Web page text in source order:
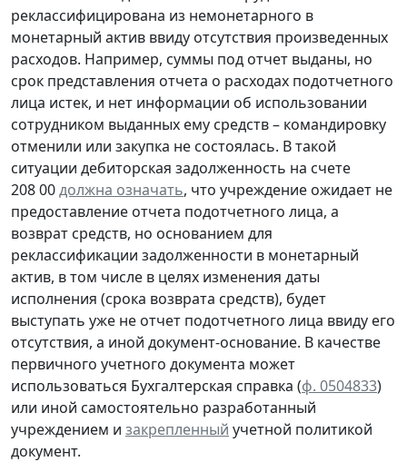
реклассифицирована из немонетарного в
монетарный актив ввиду отсутствия произведенных
расходов. Например, суммы под отчет выданы, но
срок представления отчета о расходах подотчетного
лица истек, и нет информации об использовании
сотрудником выданных ему средств – командировку
отменили или закупка не состоялась. В такой
ситуации дебиторская задолженность на счете
208 00должна означать, что учреждение ожидает не
предоставление отчета подотчетного лица, а
возврат средств, но основанием для
реклассификации задолженности в монетарный
актив, в том числе в целях изменения даты
исполнения (срока возврата средств), будет
выступать уже не отчет подотчетного лица ввиду его
отсутствия, а иной документ-основание. В качестве
первичного учетного документа может
использоваться Бухгалтерская справка (ф. 0504833)
или иной самостоятельно разработанный
учреждением и закрепленный учетной политикой
документ.